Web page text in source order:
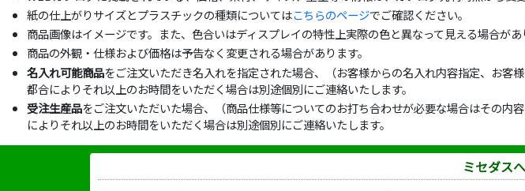
紙の仕上がりサイズとプラスチックの種類についてはこちらのページでご確認ください。
商品画像はイメージです。また、色合いはディスプレイの特性上実際の色と異なって見える場合があ
商品の外観・仕様および価格は予告なく変更される場合があります。
名入れ可能商品をご注文いただき名入れを指定された場合、（お客様からの名入れ内容指定、お客
都合によりそれ以上のお時間をいただく場合は別途個別にご連絡いたします。
受注生産品をご注文いただいた場合、（商品仕様等についてのお打ち合わせが必要な場合はその
によりそれ以上のお時間をいただく場合は別途個別にご連絡いたします。
ミセダス